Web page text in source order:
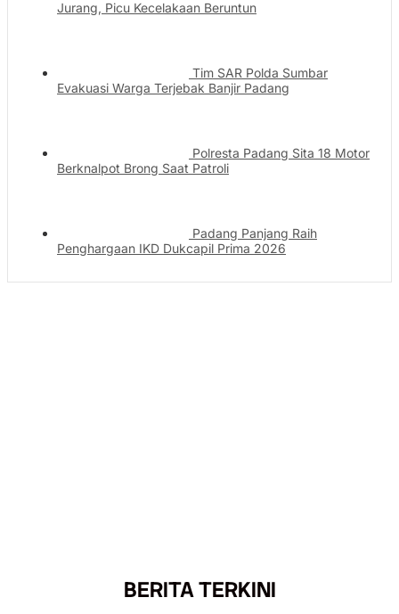
Jurang, Picu Kecelakaan Beruntun
Tim SAR Polda Sumbar
Evakuasi Warga Terjebak Banjir Padang
Polresta Padang Sita 18 Motor
Berknalpot Brong Saat Patroli
Padang Panjang Raih
Penghargaan IKD Dukcapil Prima 2026
BERITA TERKINI